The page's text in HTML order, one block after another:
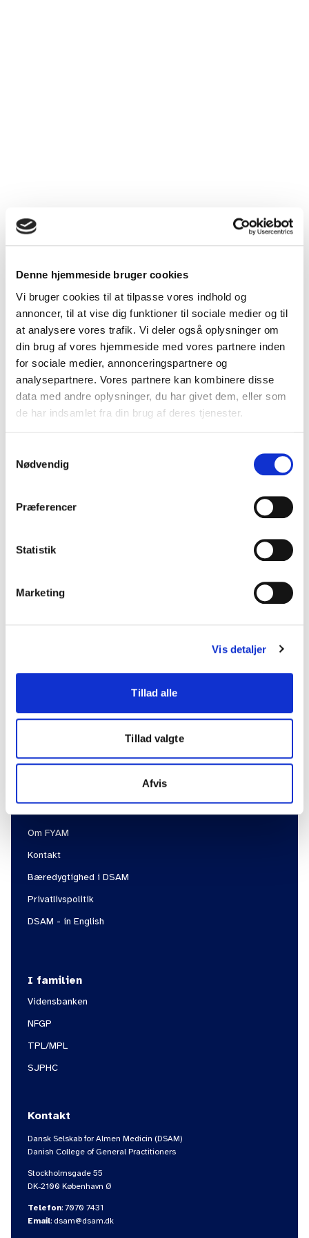
Denne hjemmeside bruger cookies
Vi bruger cookies til at tilpasse vores indhold og
annoncer, til at vise dig funktioner til sociale medier og til
at analysere vores trafik. Vi deler også oplysninger om
din brug af vores hjemmeside med vores partnere inden
for sociale medier, annonceringspartnere og
analysepartnere. Vores partnere kan kombinere disse
data med andre oplysninger, du har givet dem, eller som
de har indsamlet fra din brug af deres tjenester.
Nødvendig
Præferencer
Statistik
Marketing
Vis detaljer
Tillad alle
Tillad valgte
Afvis
Professionsetik for praktiserende læger i Danmark,
Genveje
Om FYAM
Kontakt
Bæredygtighed i DSAM
Privatlivspolitik
DSAM - in English
I familien
Vidensbanken
NFGP
TPL/MPL
SJPHC
Kontakt
Dansk Selskab for Almen Medicin (DSAM)
Danish College of General Practitioners
Stockholmsgade 55
DK-2100 København Ø
Telefon: 7070 7431
Email: dsam@dsam.dk